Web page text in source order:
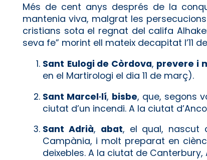
Més de cent anys després de la
mantenia viva, malgrat les
cristians sota el regnat del califa
seva fe” morint ell mateix decapitat l’11
Sant Eulogi de Còrdova, prevere i
en el Martirologi el dia 11 de març).
Sant Marcel·lí, bisbe, que, segons
ciutat d’un incendi. A la ciutat
Sant Adrià, abat, el qual, nascut
Campània, i molt preparat en
deixebles. A la ciutat de Canterbury,